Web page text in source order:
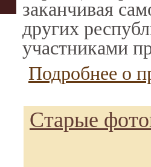
заканчивая
других
участниками
Подробнее о
Старые